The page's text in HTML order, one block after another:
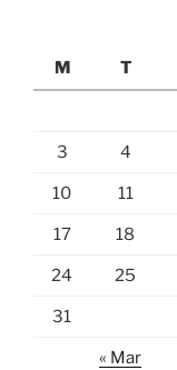
M
T
3 4
10 11
17 18
24 25
31
« Mar